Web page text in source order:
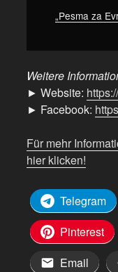
anzeigen
„Pesma za
Weitere
► Website:
► Facebook:
Für mehr
hier klicken!
Telegram
Pinterest
Email